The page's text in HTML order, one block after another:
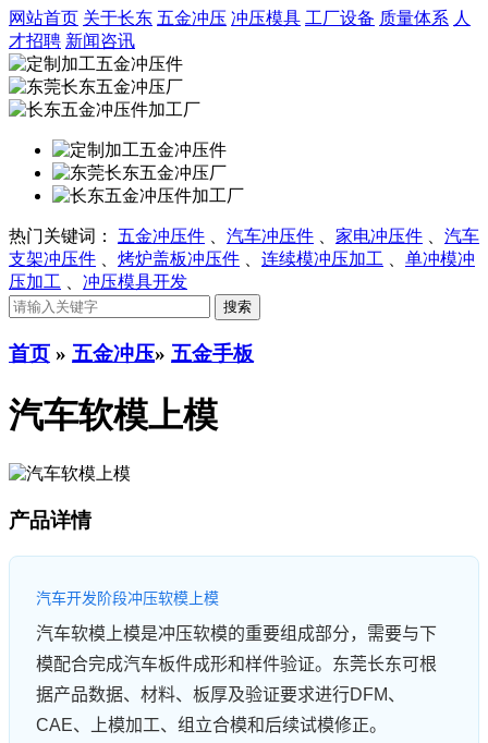
网站首页 关于长东 五金冲压 冲压模具 工厂设备 质量体系 人
才招聘 新闻咨讯
热门关键词： 五金冲压件 汽车冲压件 家电冲压件
汽车
支架冲压件
烤炉盖板冲压件 连续模冲压加工
单冲模冲
压加工
冲压模具开发
首页 » 五金冲压» 五金手板
汽车软模上模
产品详情
汽车开发阶段冲压软模上模
汽车软模上模是冲压软模的重要组成部分，需要与下
模配合完成汽车板件成形和样件验证。东莞长东可根
据产品数据、材料、板厚及验证要求进行DFM、
CAE、上模加工、组立合模和后续试模修正。